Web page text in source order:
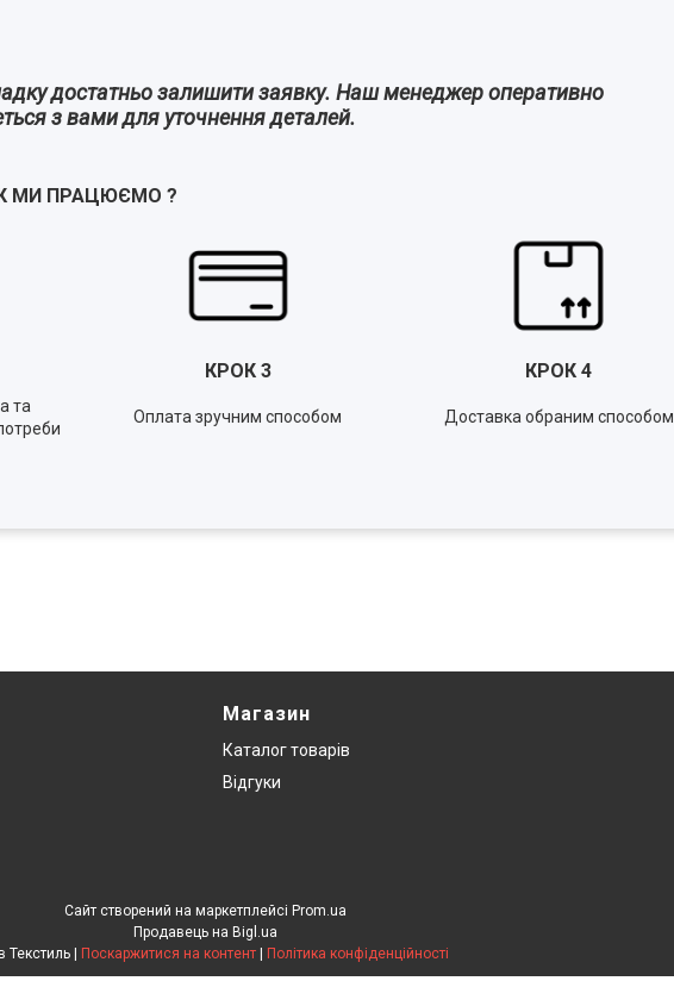
достатньо залишити заявку. Наш менеджер оперативно
з вами для уточнення деталей.
МИ ПРАЦЮЄМО ?
КРОК 3 КРОК 4
та
Оплата зручним способом Доставка обраним способом
Магазин
Каталог товарів
Відгуки
Сайт створений на маркетплейсі Prom.ua
Продавець на Bigl.ua
Харків Текстиль | Поскаржитися на контент | Політика конфіденційності